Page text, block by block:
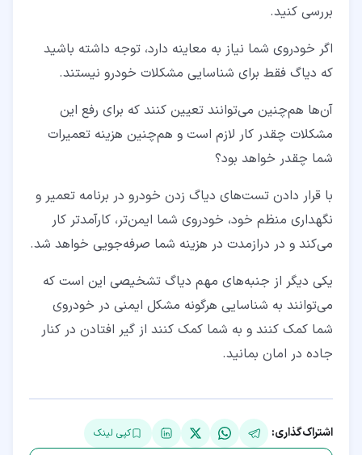
بررسی کنید.
اگر خودروی شما نیاز به معاینه دارد، توجه داشته باشید
که دیاگ فقط برای شناسایی مشکلات خودرو نیستند.
آن‌ها هم‌چنین می‌توانند تعیین کنند که برای رفع این
مشکلات چقدر کار لازم است و هم‌چنین هزینه تعمیرات
شما چقدر خواهد بود؟
با قرار دادن تست‌های دیاگ زدن خودرو در برنامه تعمیر و
نگهداری منظم خود، خودروی شما ایمن‌تر، کارآمدتر کار
می‌کند و در درازمدت در هزینه شما صرفه‌جویی خواهد شد.
یکی دیگر از جنبه‌های مهم دیاگ تشخیصی این است که
می‌توانند به شناسایی هرگونه مشکل ایمنی در خودروی
شما کمک کنند و به شما کمک کنند از گیر افتادن در کنار
جاده در امان بمانید.
اشتراک‌گذاری: کپی لینک